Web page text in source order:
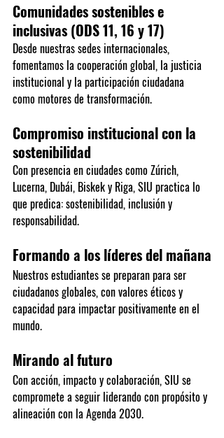
Comunidades sostenibles e
inclusivas (ODS 11, 16 y 17)
Desde nuestras sedes internacionales,
fomentamos la cooperación global, la justicia
institucional y la participación ciudadana
como motores de transformación.
Compromiso institucional con la
sostenibilidad
Con presencia en ciudades como Zúrich,
Lucerna, Dubái, Biskek y Riga, SIU practica lo
que predica: sostenibilidad, inclusión y
responsabilidad.
Formando a los líderes del mañana
Nuestros estudiantes se preparan para ser
ciudadanos globales, con valores éticos y
capacidad para impactar positivamente en el
mundo.
Mirando al futuro
Con acción, impacto y colaboración, SIU se
compromete a seguir liderando con propósito y
alineación con la Agenda 2030.